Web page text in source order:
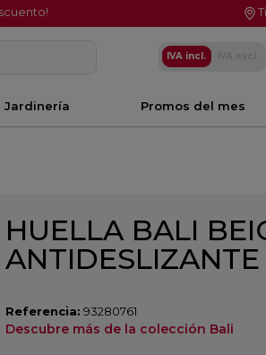
IVA incl.
Jardinería Promos del mes
HUELLA BALI
ANTIDESLIZANTE
Referencia: 93280761
Descubre más de la colección Bali